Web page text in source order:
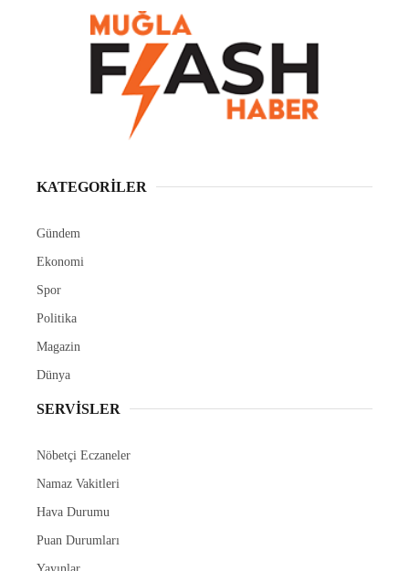
KATEGORİLER
Gündem
Ekonomi
Spor
Politika
Magazin
Dünya
SERVİSLER
Nöbetçi Eczaneler
Namaz Vakitleri
Hava Durumu
Puan Durumları